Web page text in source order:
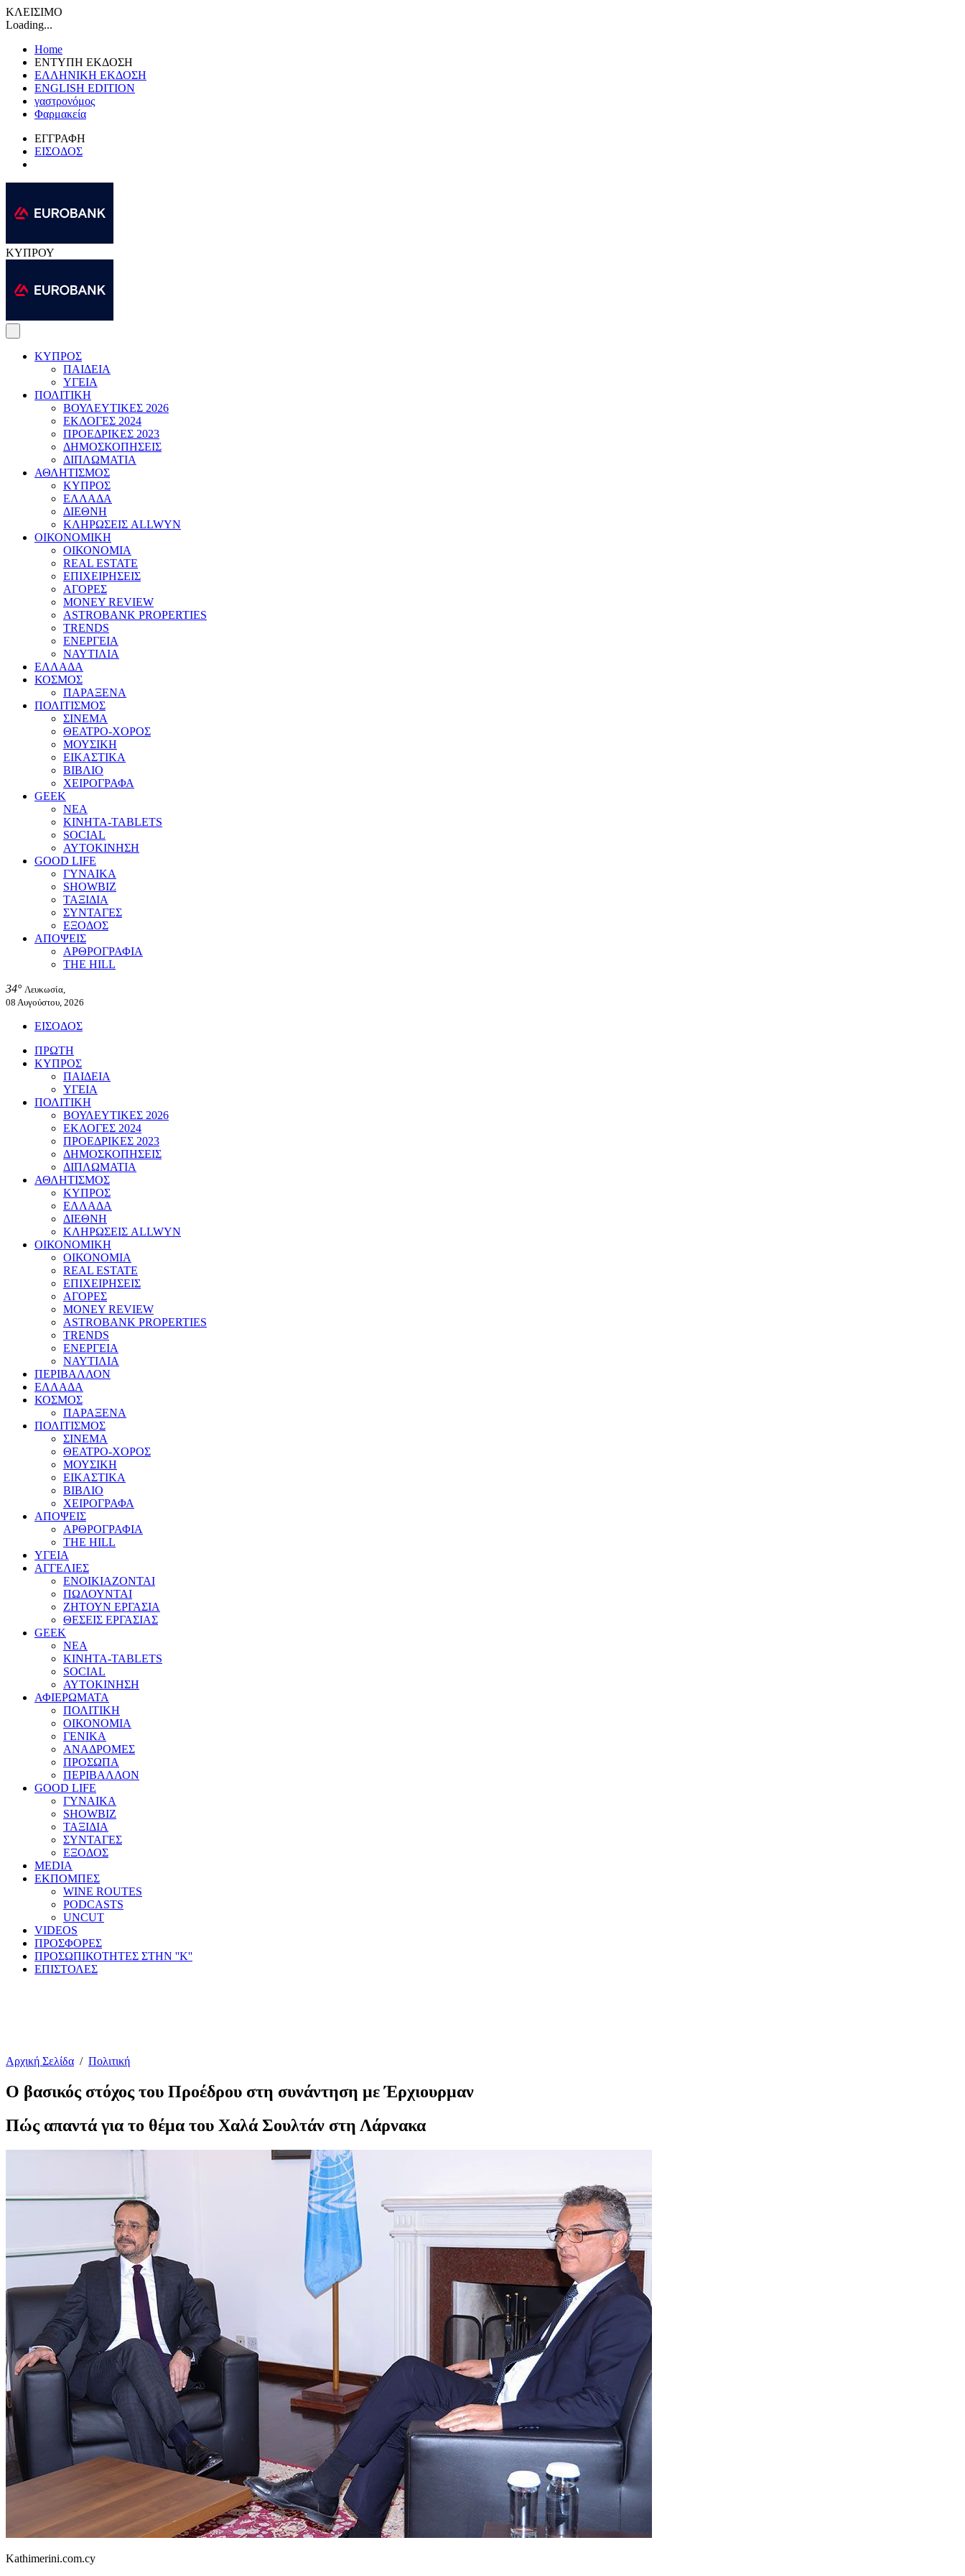
ΚΛΕΙΣΙΜΟ
Loading...
Home
ΕΝΤΥΠΗ ΕΚΔΟΣΗ
ΕΛΛΗΝΙΚΗ ΕΚΔΟΣΗ
ENGLISH EDITION
γαστρονόμος
Φαρμακεία
ΕΓΓΡΑΦΗ
ΕΙΣΟΔΟΣ
ΚΥΠΡΟΥ
ΚΥΠΡΟΣ
ΠΑΙΔΕΙΑ
ΥΓΕΙΑ
ΠΟΛΙΤΙΚΗ
ΒΟΥΛΕΥΤΙΚΕΣ 2026
ΕΚΛΟΓΕΣ 2024
ΠΡΟΕΔΡΙΚΕΣ 2023
ΔΗΜΟΣΚΟΠΗΣΕΙΣ
ΔΙΠΛΩΜΑΤΙΑ
ΑΘΛΗΤΙΣΜΟΣ
ΚΥΠΡΟΣ
ΕΛΛΑΔΑ
ΔΙΕΘΝΗ
ΚΛΗΡΩΣΕΙΣ ALLWYN
ΟΙΚΟΝΟΜΙΚΗ
ΟΙΚΟΝΟΜΙΑ
REAL ESTATE
ΕΠΙΧΕΙΡΗΣΕΙΣ
ΑΓΟΡΕΣ
MONEY REVIEW
ASTROBANK PROPERTIES
TRENDS
ΕΝΕΡΓΕΙΑ
ΝΑΥΤΙΛΙΑ
ΕΛΛΑΔΑ
ΚΟΣΜΟΣ
ΠΑΡΑΞΕΝΑ
ΠΟΛΙΤΙΣΜΟΣ
ΣΙΝΕΜΑ
ΘΕΑΤΡΟ-ΧΟΡΟΣ
ΜΟΥΣΙΚΗ
ΕΙΚΑΣΤΙΚΑ
ΒΙΒΛΙΟ
ΧΕΙΡΟΓΡΑΦΑ
GEEK
ΝΕΑ
ΚΙΝΗΤΑ-TABLETS
SOCIAL
ΑΥΤΟΚΙΝΗΣΗ
GOOD LIFE
ΓΥΝΑΙΚΑ
SHOWBIZ
ΤΑΞΙΔΙΑ
ΣΥΝΤΑΓΕΣ
ΕΞΟΔΟΣ
ΑΠΟΨΕΙΣ
ΑΡΘΡΟΓΡΑΦΙΑ
THE HILL
34° Λευκωσία,
08 Αυγούστου, 2026
ΕΙΣΟΔΟΣ
ΠΡΩΤΗ
ΚΥΠΡΟΣ
ΠΑΙΔΕΙΑ
ΥΓΕΙΑ
ΠΟΛΙΤΙΚΗ
ΒΟΥΛΕΥΤΙΚΕΣ 2026
ΕΚΛΟΓΕΣ 2024
ΠΡΟΕΔΡΙΚΕΣ 2023
ΔΗΜΟΣΚΟΠΗΣΕΙΣ
ΔΙΠΛΩΜΑΤΙΑ
ΑΘΛΗΤΙΣΜΟΣ
ΚΥΠΡΟΣ
ΕΛΛΑΔΑ
ΔΙΕΘΝΗ
ΚΛΗΡΩΣΕΙΣ ALLWYN
ΟΙΚΟΝΟΜΙΚΗ
ΟΙΚΟΝΟΜΙΑ
REAL ESTATE
ΕΠΙΧΕΙΡΗΣΕΙΣ
ΑΓΟΡΕΣ
MONEY REVIEW
ASTROBANK PROPERTIES
TRENDS
ΕΝΕΡΓΕΙΑ
ΝΑΥΤΙΛΙΑ
ΠΕΡΙΒΑΛΛΟΝ
ΕΛΛΑΔΑ
ΚΟΣΜΟΣ
ΠΑΡΑΞΕΝΑ
ΠΟΛΙΤΙΣΜΟΣ
ΣΙΝΕΜΑ
ΘΕΑΤΡΟ-ΧΟΡΟΣ
ΜΟΥΣΙΚΗ
ΕΙΚΑΣΤΙΚΑ
ΒΙΒΛΙΟ
ΧΕΙΡΟΓΡΑΦΑ
ΑΠΟΨΕΙΣ
ΑΡΘΡΟΓΡΑΦΙΑ
THE HILL
ΥΓΕΙΑ
ΑΓΓΕΛΙΕΣ
ΕΝΟΙΚΙΑΖΟΝΤΑΙ
ΠΩΛΟΥΝΤΑΙ
ΖΗΤΟΥΝ ΕΡΓΑΣΙΑ
ΘΕΣΕΙΣ ΕΡΓΑΣΙΑΣ
GEEK
ΝΕΑ
ΚΙΝΗΤΑ-TABLETS
SOCIAL
ΑΥΤΟΚΙΝΗΣΗ
ΑΦΙΕΡΩΜΑΤΑ
ΠΟΛΙΤΙΚΗ
ΟΙΚΟΝΟΜΙΑ
ΓΕΝΙΚΑ
ΑΝΑΔΡΟΜΕΣ
ΠΡΟΣΩΠΑ
ΠΕΡΙΒΑΛΛΟΝ
GOOD LIFE
ΓΥΝΑΙΚΑ
SHOWBIZ
ΤΑΞΙΔΙΑ
ΣΥΝΤΑΓΕΣ
ΕΞΟΔΟΣ
MEDIA
ΕΚΠΟΜΠΕΣ
WINE ROUTES
PODCASTS
UNCUT
VIDEOS
ΠΡΟΣΦΟΡΕΣ
ΠΡΟΣΩΠΙΚΟΤΗΤΕΣ ΣΤΗΝ ''Κ''
ΕΠΙΣΤΟΛΕΣ
Αρχική Σελίδα / Πολιτική
Ο βασικός στόχος του Προέδρου στη συνάντηση με Έρχιουρμαν
Πώς απαντά για το θέμα του Χαλά Σουλτάν στη Λάρνακα
Kathimerini.com.cy